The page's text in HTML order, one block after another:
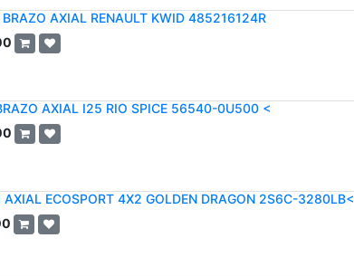
AXIAL RENAULT KWID 485216124R
AXIAL I25 RIO SPICE 56540-0U500 <
ECOSPORT 4X2 GOLDEN DRAGON 2S6C-3280LB<